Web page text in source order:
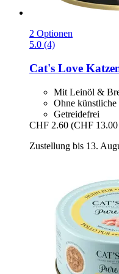
2 Optionen
5.0 (4)
Cat's Love
Mit Leinöl &
Ohne
Getreidefrei
CHF 2.60 (CHF
Zustellung bis 13.